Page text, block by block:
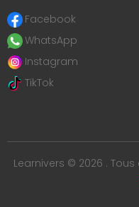
Facebook
WhatsApp
Instagram
TikTok
Learnivers © 2026 .